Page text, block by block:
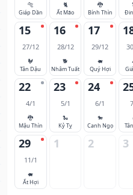
🐅
Giáp Dần
🐈
Ất Mão
🐉
Bính Thìn
15
27/12
🐓
Tân Dậu
16
28/12
🐕
Nhâm Tuất
17
29/12
🐖
Quý Hợi
22
4/1
🐉
Mậu Thìn
23
5/1
🐍
Kỷ Tỵ
24
6/1
🐎
Canh Ngọ
29
11/1
🐖
Ất Hợi
1 2 3